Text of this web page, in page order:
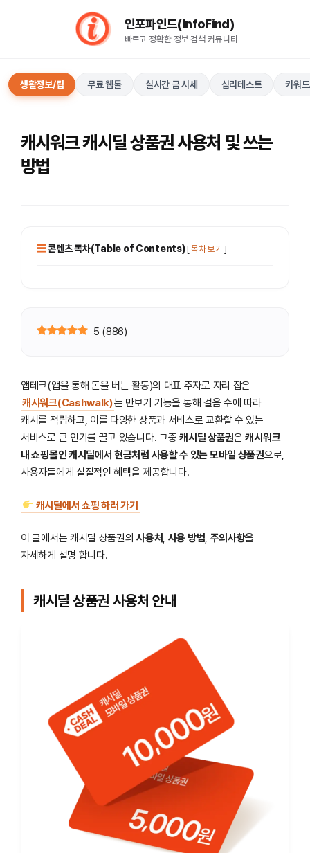
인포파인드(InfoFind)​​​​
빠르고 정확한 정보 검색 커뮤니티
생활정보/팁 무료 웹툴 실시간 금 시세 심리테스트 키워
캐시워크 캐시딜 상품권 사용처 및 쓰는
방법
콘텐츠 목차(Table of Contents)[목차 보기 ]
5 (886)
앱테크(앱을 통해 돈을 버는 활동)의 대표 주자로 자리 잡은
캐시워크(Cashwalk)는 만보기 기능을 통해 걸음 수에 따라
캐시를 적립하고, 이를 다양한 상품과 서비스로 교환할 수 있는
서비스로 큰 인기를 끌고 있습니다. 그중캐시딜 상품권은캐시워크
내 쇼핑몰인 캐시딜에서 현금처럼 사용할 수 있는 모바일 상품권으로,
사용자들에게 실질적인 혜택을 제공합니다.
캐시딜에서 쇼핑 하러 가기
이 글에서는 캐시딜 상품권의사용처, 사용 방법, 주의사항을
자세하게 설명 합니다.
캐시딜 상품권 사용처 안내